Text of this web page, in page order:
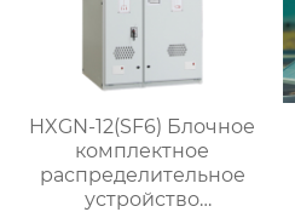
HXGN-12(SF6) Блочное
комплектное
распределительное
устройство